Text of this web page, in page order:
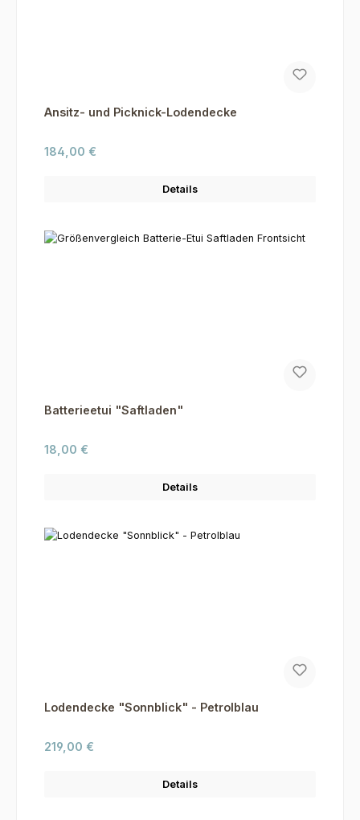
Ansitz- und Picknick-Lodendecke
Regulärer Preis:
184,00 €
Details
Batterieetui "Saftladen"
Regulärer Preis:
18,00 €
Details
Lodendecke "Sonnblick" - Petrolblau
Regulärer Preis:
219,00 €
Details